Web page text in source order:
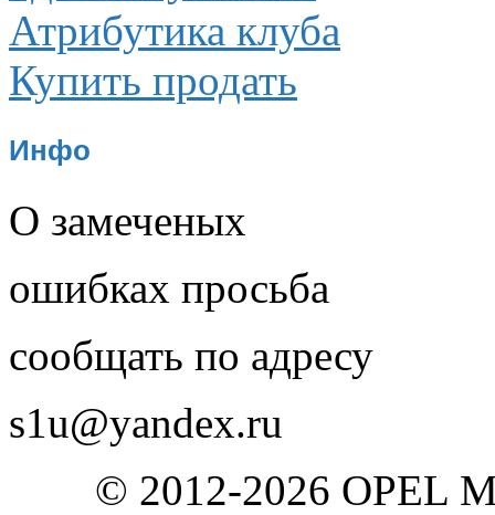
Атрибутика клуба
Купить продать
Инфо
О замеченых
ошибках просьба
сообщать по адресу
s1u@yandex.ru
© 2012-2026 OPEL